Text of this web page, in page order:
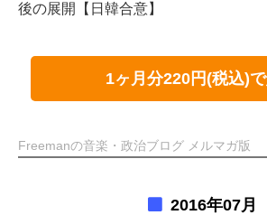
後の展開【日韓合意】
1ヶ月分220円(税込)
Freemanの音楽・政治ブログ メルマガ版
2016年07月